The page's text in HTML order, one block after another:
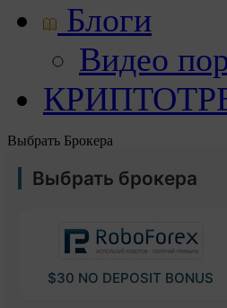
Блоги
Видео
Выбрать Брокера
Выбрать брокера
$30 NO DEPOSIT BONUS